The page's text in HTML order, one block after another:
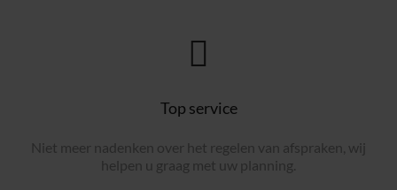
Top service
Niet meer nadenken over het regelen van afspraken, wij
helpen u graag met uw planning.